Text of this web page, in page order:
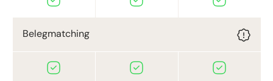
Belegmatching